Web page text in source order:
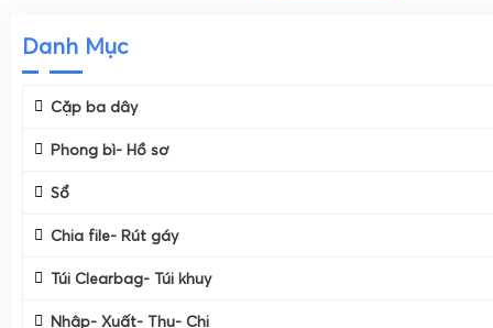
Danh Mục
Cặp ba dây
Phong bì- Hồ sơ
Sổ
Chia file- Rút gáy
Túi Clearbag- Túi khuy
Nhập- Xuất- Thu- Chi